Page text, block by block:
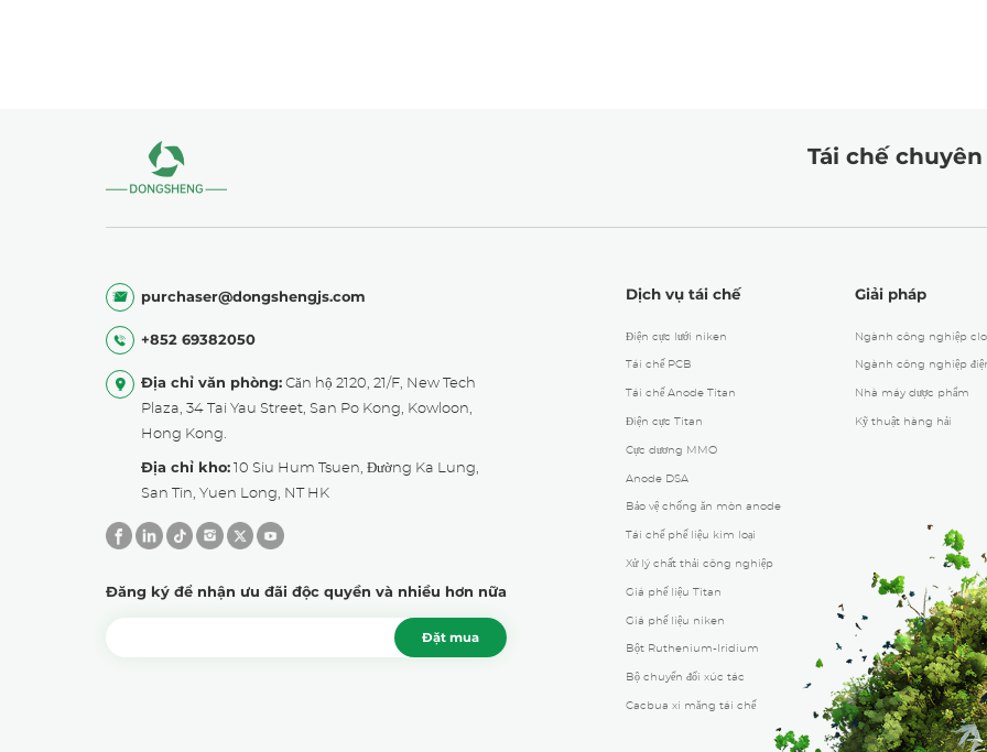
Tái chế
purchaser@dongshengjs.com
+852 69382050
Địa chỉ văn phòng: Căn hộ 2120, 21/F, New Tech
Plaza, 34 Tai Yau Street, San Po Kong, Kowloon,
Hong Kong.
Địa chỉ kho: 10 Siu Hum Tsuen, Đường Ka Lung,
San Tin, Yuen Long, NT HK
Đăng ký để nhận ưu đãi độc quyền và nhiều hơn nữa
Đặt mua
Dịch vụ tái chế
Điện cực lưới niken
Tái chế PCB
Tái chế Anode Titan
Điện cực Titan
Cực dương MMO
Anode DSA
Bảo vệ chống ăn mòn anode
Tái chế phế liệu kim loại
Xử lý chất thải công nghiệp
Giá phế liệu Titan
Giá phế liệu niken
Bột Ruthenium-Iridium
Bộ chuyển đổi xúc tác
Cacbua xi măng tái chế
Giải pháp
Ngành công nghiệp
Ngành công nghiệp
Nhà máy dược phẩm
Kỹ thuật hàng hải